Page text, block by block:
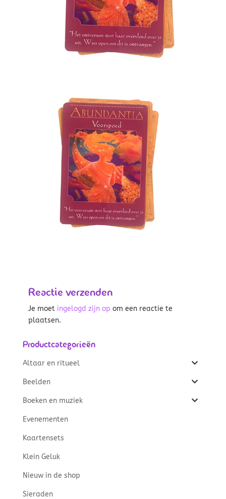
Reactie verzenden
Je moet ingelogd zijn op om een reactie te
plaatsen.
Productcategorieën
Altaar en ritueel
Beelden
Boeken en muziek
Evenementen
Kaartensets
Klein Geluk
Nieuw in de shop
Sieraden